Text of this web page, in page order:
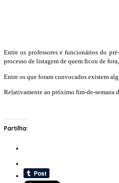
Entre os professores e funcionários do
processo de listagem de quem ficou de
Entre os que foram convocados existem
Relativamente ao próximo fim-de-semana
Partilha: